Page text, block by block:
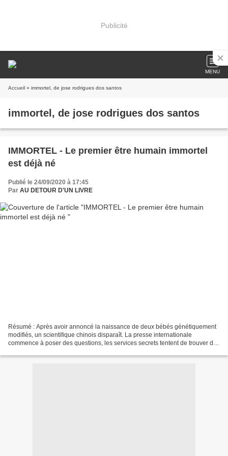
Publicité
MENU
Accueil » immortel, de jose rodrigues dos santos
immortel, de jose rodrigues dos santos
IMMORTEL - Le premier être humain immortel
est déjà né
Publié le 24/09/2020 à 17:45
Par AU DETOUR D'UN LIVRE
Résumé : Après avoir annoncé la naissance de deux bébés génétiquement
modifiés, un scientifique chinois disparaît. La presse internationale
commence à poser des questions, les services secrets tentent de trouver des